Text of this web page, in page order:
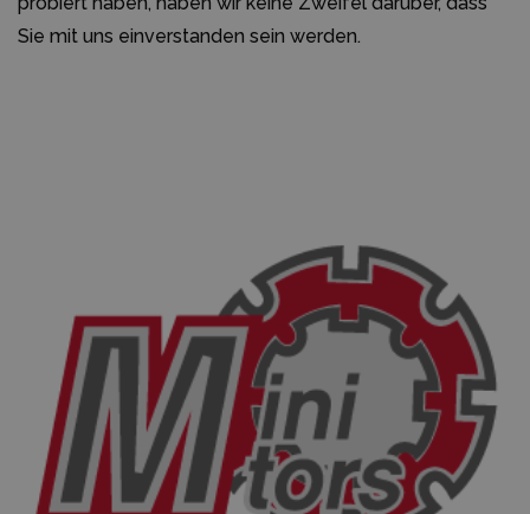
Sie mit uns einverstanden sein werden.